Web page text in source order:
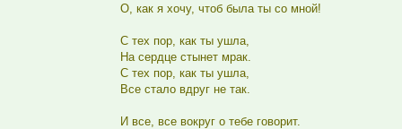
О, как я хочу, чтоб была ты со мной!
С тех пор, как ты ушла,
На сердце стынет мрак.
С тех пор, как ты ушла,
Все стало вдруг не так.
И все, все вокруг о тебе говорит.